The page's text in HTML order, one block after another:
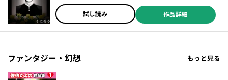
試し読み 作品詳細
ファンタジー・幻想 もっと見る